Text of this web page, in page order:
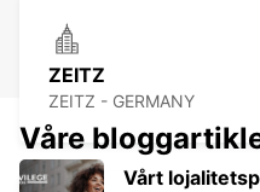
ZEITZ
ZEITZ - GERMANY
Våre
Vårt